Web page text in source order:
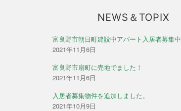
NEWS＆TOPIX
富良野市朝日町建設中アパート入居者募集中
2021年11月6日
富良野市扇町に売地でました！
2021年11月6日
入居者募集物件を追加しました。
2021年10月9日